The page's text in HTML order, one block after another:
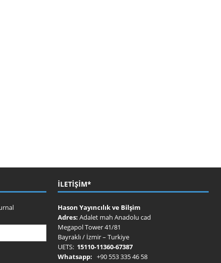
İLETIŞIM*
Hason Yayıncılık ve Bilşim
Adres: Adalet mah Anadolu cad
Megapol Tower 41/81
Bayraklı / İzmir – Turkiye
UETS: 15110-11360-67387
Whatsapp: +90 553 335 46 58